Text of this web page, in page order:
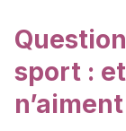
sport :